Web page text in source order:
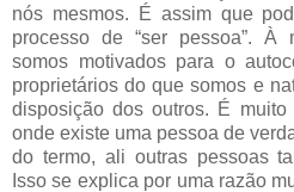
nós mesmos. É assim que
processo de “ser pessoa”. À
somos motivados para o
proprietários do que somos e
disposição dos outros. É muito
onde existe uma pessoa de
do termo, ali outras pessoas
Isso se explica por uma razão